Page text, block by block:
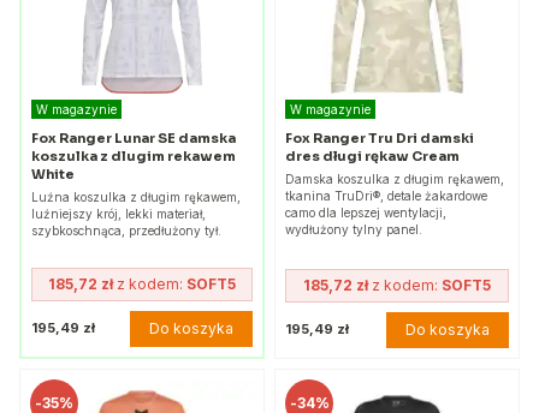
W magazynie
Fox Ranger Lunar SE damska
koszulka z dlugim rekawem
White
Luźna koszulka z długim rękawem,
luźniejszy krój, lekki materiał,
szybkoschnąca, przedłużony tył.
185,72 złz kodem: SOFT5
195,49 zł Do koszyka
W magazynie
Fox Ranger Tru Dri damski
dres długi rękaw Cream
Damska koszulka z długim rękawem,
tkanina TruDri®, detale żakardowe
camo dla lepszej wentylacji,
wydłużony tylny panel.
185,72 złz kodem: SOFT5
195,49 zł Do koszyka
-35% -34%